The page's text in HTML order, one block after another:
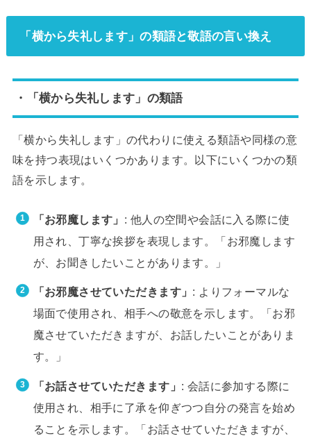
「横から失礼します」の類語と敬語の言い換え
・「横から失礼します」の類語
「横から失礼します」の代わりに使える類語や同様の意
味を持つ表現はいくつかあります。以下にいくつかの類
語を示します。
「お邪魔します」 : 他人の空間や会話に入る際に使
用され、丁寧な挨拶を表現します。「お邪魔します
が、お聞きしたいことがあります。」
「お邪魔させていただきます」 : よりフォーマルな
場面で使用され、相手への敬意を示します。「お邪
魔させていただきますが、お話したいことがありま
す。」
「お話させていただきます」 : 会話に参加する際に
使用され、相手に了承を仰ぎつつ自分の発言を始め
ることを示します。「お話させていただきますが、